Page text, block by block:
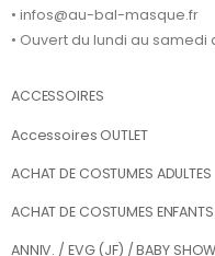
• infos@au-bal-masque.fr
• Ouvert du lundi au samedi
ACCESSOIRES
Accessoires OUTLET
ACHAT DE COSTUMES ADULTES
ACHAT DE COSTUMES ENFANTS
ANNIV. / EVG (JF) / BABY